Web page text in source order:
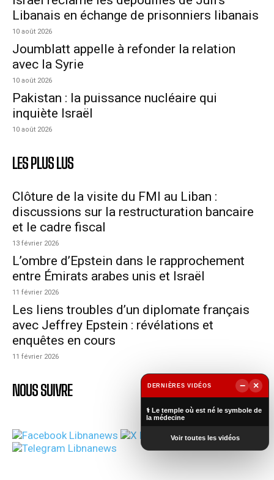
Libanais en échange de prisonniers libanais
10 août 2026
Joumblatt appelle à refonder la relation
avec la Syrie
10 août 2026
Pakistan : la puissance nucléaire qui
inquiète Israël
10 août 2026
LES PLUS LUS
Clôture de la visite du FMI au Liban :
discussions sur la restructuration bancaire
et le cadre fiscal
13 février 2026
L’ombre d’Epstein dans le rapprochement
entre Émirats arabes unis et Israël
11 février 2026
Les liens troubles d’un diplomate français
avec Jeffrey Epstein : révélations et
enquêtes en cours
11 février 2026
NOUS SUIVRE DERNIÈRES VIDÉOS −
×
⚕️ Le temple où est né le symbole de
la médecine
Voir toutes les vidéos